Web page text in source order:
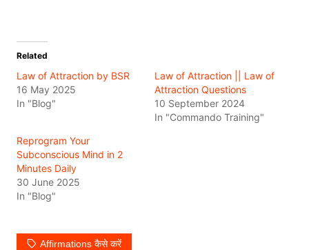
Related
Law of Attraction by BSR
16 May 2025
In "Blog"
Law of Attraction || Law of
Attraction Questions
10 September 2024
In "Commando Training"
Reprogram Your
Subconscious Mind in 2
Minutes Daily
30 June 2025
In "Blog"
Affirmations कैसे करें